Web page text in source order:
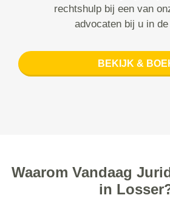
rechtshulp bij een van
advocaten bij u in
BEKIJK &
Waarom Vandaag
in